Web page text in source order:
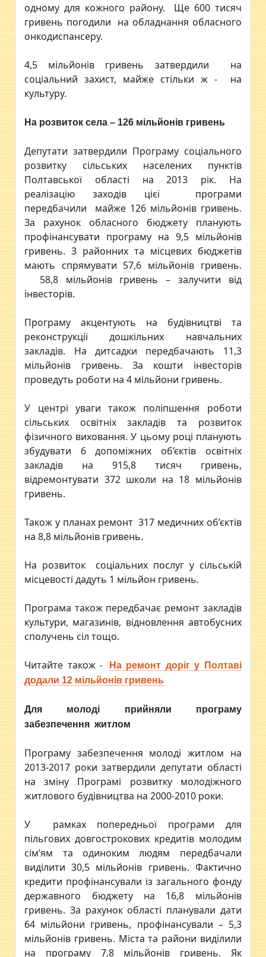
одному для кожного району. Ще 600 тисяч
гривень погодили на обладнання обласного
онкодиспансеру.
4,5 мільйонів гривень затвердили на
соціальний захист, майже стільки ж - на
культуру.
На розвиток села – 126 мільйонів гривень
Депутати затвердили Програму соціального
розвитку сільських населених пунктів
Полтавської області на 2013 рік. На
реалізацію заходів цієї програми
передбачили майже 126 мільйонів гривень.
За рахунок обласного бюджету планують
профінансувати програму на 9,5 мільйонів
гривень. З районних та місцевих бюджетів
мають спрямувати 57,6 мільйонів гривень.
58,8 мільйонів гривень – залучити від
інвесторів.
Програму акцентують на будівництві та
реконструкції дошкільних навчальних
закладів. На дитсадки передбачають 11,3
мільйонів гривень. За кошти інвесторів
проведуть роботи на 4 мільйони гривень.
У центрі уваги також поліпшення роботи
сільських освітніх закладів та розвиток
фізичного виховання. У цьому році планують
збудувати 6 допоміжних об’єктів освітніх
закладів на 915,8 тисяч гривень,
відремонтувати 372 школи на 18 мільйонів
гривень.
Також у планах ремонт 317 медичних об’єктів
на 8,8 мільйонів гривень.
На розвиток соціальних послуг у сільській
місцевості дадуть 1 мільйон гривень.
Програма також передбачає ремонт закладів
культури, магазинів, відновлення автобусних
сполучень сіл тощо.
Читайте також -
На ремонт доріг у Полтаві
додали 12 мільйонів гривень
Для молоді прийняли програму
забезпечення житлом
Програму забезпечення молоді житлом на
2013-2017 роки затвердили депутати області
на зміну Програмі розвитку молодіжного
житлового будівництва на 2000-2010 роки.
У рамках попередньої програми для
пільгових довгострокових кредитів молодим
сім’ям та одиноким людям передбачали
виділити 30,5 мільйонів гривень. Фактично
кредити профінансували із загального фонду
державного бюджету на 16,8 мільйонів
гривень. За рахунок області планували дати
64 мільйони гривень, профінансували – 5,3
мільйонів гривень. Міста та райони виділили
на програму 7,8 мільйонів гривень. Як